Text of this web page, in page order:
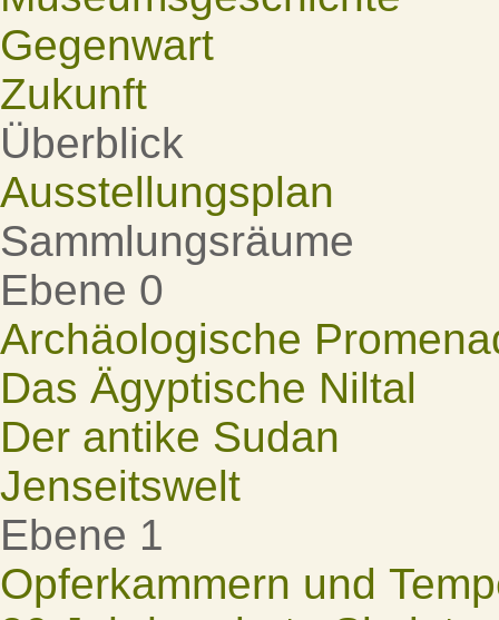
Gegenwart
Zukunft
Überblick
Ausstellungsplan
Sammlungsräume
Ebene 0
Archäologische
Das Ägyptische Niltal
Der antike Sudan
Jenseitswelt
Ebene 1
Opferkammern und